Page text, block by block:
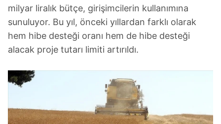
milyar liralık bütçe, girişimcilerin kullanımına
sunuluyor. Bu yıl, önceki yıllardan farklı olarak
hem hibe desteği oranı hem de hibe desteği
alacak proje tutarı limiti artırıldı.